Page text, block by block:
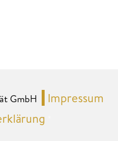
GmbH Impressum